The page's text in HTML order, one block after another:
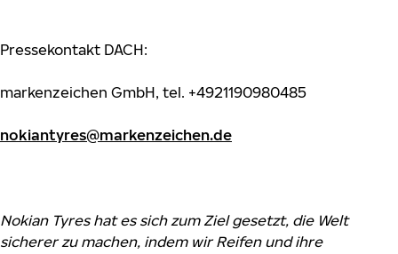
Pressekontakt DACH:
markenzeichen GmbH, tel. +4921190980485
nokiantyres@markenzeichen.de
Nokian Tyres hat es sich zum Ziel gesetzt, die Welt
sicherer zu machen, indem wir Reifen und ihre